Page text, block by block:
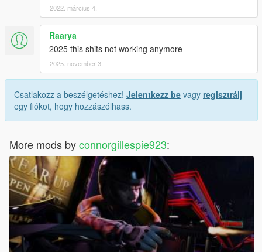
2022. március 4.
Raarya
2025 this shits not working anymore
2025. november 3.
Csatlakozz a beszélgetéshez! Jelentkezz be vagy regisztrálj
egy fiókot, hogy hozzászólhass.
More mods byconnorgillespie923: